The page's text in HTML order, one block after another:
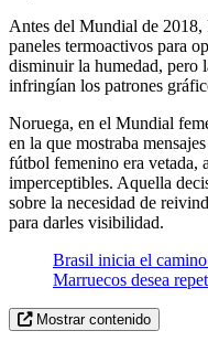
Antes del Mundial de 2018,
paneles termoactivos para
disminuir la humedad, pero
infringían los patrones
Noruega, en el Mundial
en la que mostraba
fútbol femenino era vetada,
imperceptibles. Aquella
sobre la necesidad de
para darles visibilidad.
Brasil inicia el camino
Marruecos desea
Mostrar contenido